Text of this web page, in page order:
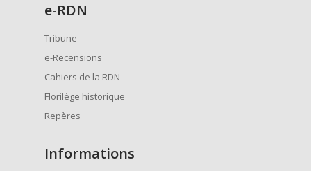
e-RDN
Tribune
e-Recensions
Cahiers de la RDN
Florilège historique
Repères
Informations